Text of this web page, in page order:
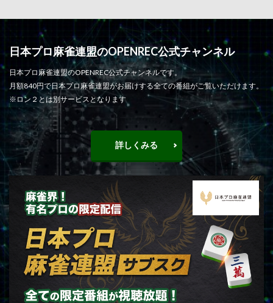
日本プロ麻雀連盟のOPENREC公式チャンネル
日本プロ麻雀連盟のOPENREC公式チャンネルです。
月額840円で日本プロ麻雀連盟がお届けする全ての番組がご覧いただけます。
※ロン２とは別サービスとなります
詳しくみる